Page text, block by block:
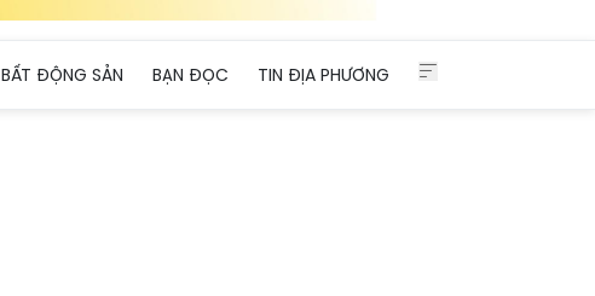
BẤT ĐỘNG SẢN BẠN ĐỌC TIN ĐỊA PHƯƠNG